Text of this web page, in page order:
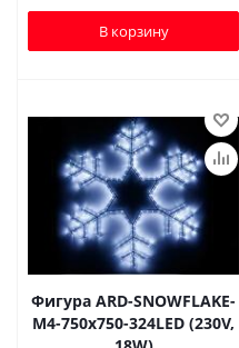
В корзину
Фигура ARD-SNOWFLAKE-
M4-750x750-324LED (230V,